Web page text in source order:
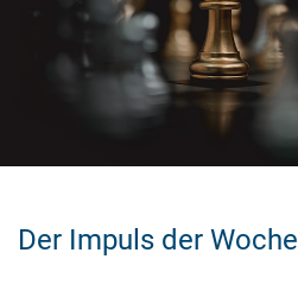
Der Impuls der Woche